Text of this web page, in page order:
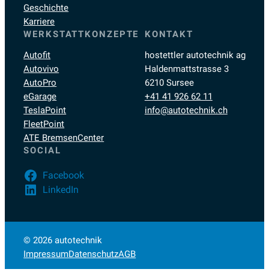
Geschichte
Karriere
WERKSTATTKONZEPTE
Autofit
Autovivo
AutoPro
eGarage
TeslaPoint
FleetPoint
ATE BremsenCenter
KONTAKT
hostettler autotechnik ag
Haldenmattstrasse 3
6210 Sursee
+41 41 926 62 11
info@autotechnik.ch
SOCIAL
Facebook
LinkedIn
© 2026 autotechnik
ImpressumDatenschutzAGB